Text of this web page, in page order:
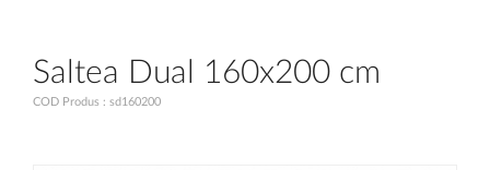
Saltea Dual 160x200 cm
COD Produs : sd160200